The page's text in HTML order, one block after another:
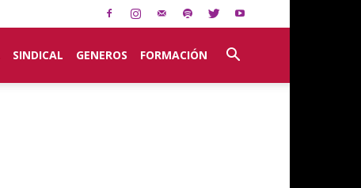
SINDICAL GENEROS FORMACIÓN